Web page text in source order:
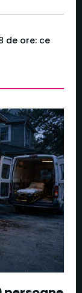
de ore: ce